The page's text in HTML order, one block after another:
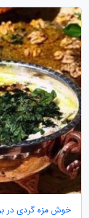
خوش مزه گردی در